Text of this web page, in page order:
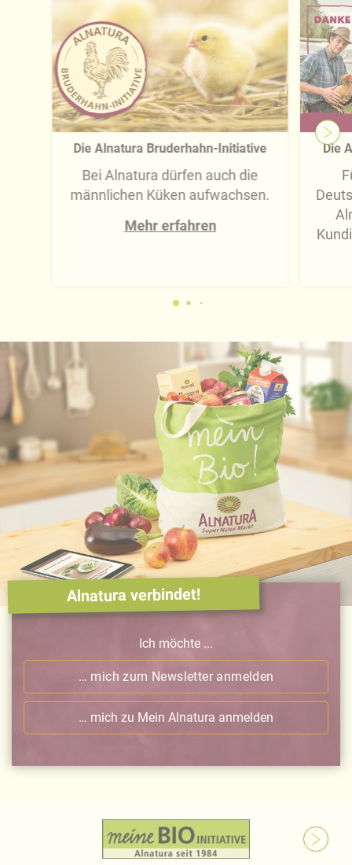
Die Alnatura Bruderhahn-Initiative
Bei Alnatura dürfen auch die
männlichen Küken aufwachsen.
Mehr erfahren
Die
Alnatura verbindet!
Ich möchte ...
… mich zum Newsletter anmelden
… mich zu Mein Alnatura anmelden